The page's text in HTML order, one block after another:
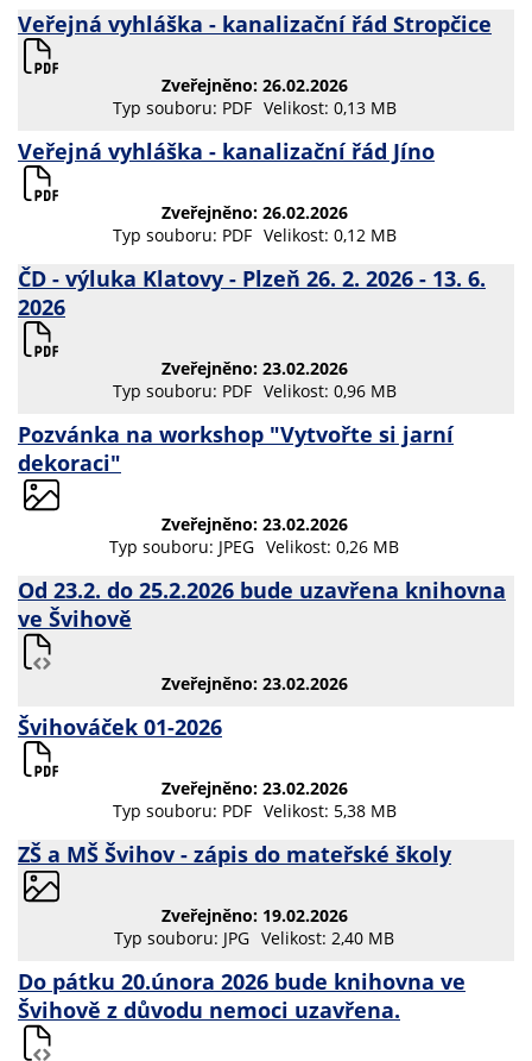
Veřejná vyhláška - kanalizační řád Stropčice
Zveřejněno: 26.02.2026
Typ souboru: PDF Velikost: 0,13 MB
Veřejná vyhláška - kanalizační řád Jíno
Zveřejněno: 26.02.2026
Typ souboru: PDF Velikost: 0,12 MB
ČD - výluka Klatovy - Plzeň 26. 2. 2026 - 13. 6.
2026
Zveřejněno: 23.02.2026
Typ souboru: PDF Velikost: 0,96 MB
Pozvánka na workshop "Vytvořte si jarní
dekoraci"
Zveřejněno: 23.02.2026
Typ souboru: JPEG Velikost: 0,26 MB
Od 23.2. do 25.2.2026 bude uzavřena knihovna
ve Švihově
Zveřejněno: 23.02.2026
Švihováček 01-2026
Zveřejněno: 23.02.2026
Typ souboru: PDF Velikost: 5,38 MB
ZŠ a MŠ Švihov - zápis do mateřské školy
Zveřejněno: 19.02.2026
Typ souboru: JPG Velikost: 2,40 MB
Do pátku 20.února 2026 bude knihovna ve
Švihově z důvodu nemoci uzavřena.